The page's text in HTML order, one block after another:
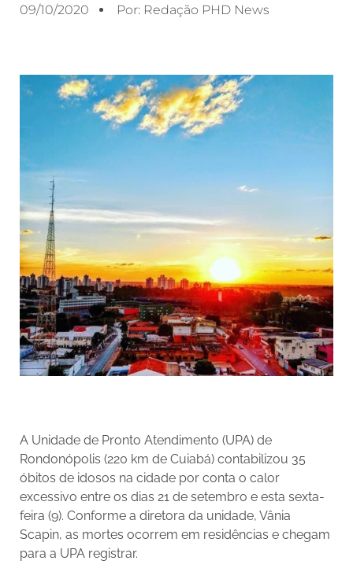
09/10/2020 Por: Redação PHD News
A Unidade de Pronto Atendimento (UPA) de
Rondonópolis (220 km de Cuiabá) contabilizou 35
óbitos de idosos na cidade por conta o calor
excessivo entre os dias 21 de setembro e esta sexta-
feira (9). Conforme a diretora da unidade, Vânia
Scapin, as mortes ocorrem em residências e chegam
para a UPA registrar.